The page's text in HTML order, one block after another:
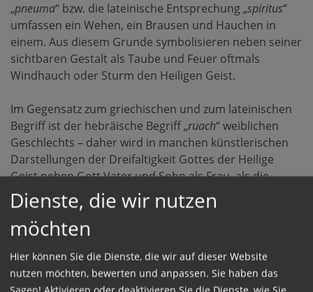
„pneuma“ bzw. die lateinische Entsprechung „spiritus“
umfassen ein Wehen, ein Brausen und Hauchen in
einem. Aus diesem Grunde symbolisieren neben seiner
sichtbaren Gestalt als Taube und Feuer oftmals
Windhauch oder Sturm den Heiligen Geist.
Im Gegensatz zum griechischen und zum lateinischen
Begriff ist der hebräische Begriff „ruach“ weiblichen
Geschlechts – daher wird in manchen künstlerischen
Darstellungen der Dreifaltigkeit Gottes der Heilige
Geist neben Gott Vater und Sohn als Frau, als die
weibliche Seite Gottes, dargestellt. Die Münsteraner
Theologin Dorothea Sattler betont in einem Interview
mit katholisch.de die Bedeutsamkeit dieser
den Fokus aber auf Gottes Geist in seiner Wesenheit
jenseits von Geschlechtlichkeit: „Gott ist weder Mann
Dienste, die wir nutzen
möchten
Hier können Sie die Dienste, die wir auf dieser Website
nutzen möchten, bewerten und anpassen. Sie haben das